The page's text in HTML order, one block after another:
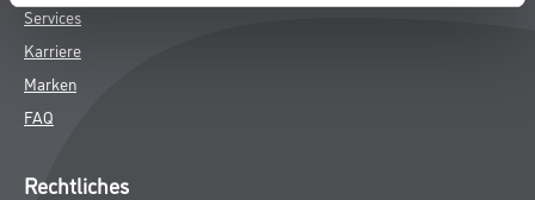
Services
Karriere
Marken
FAQ
Rechtliches